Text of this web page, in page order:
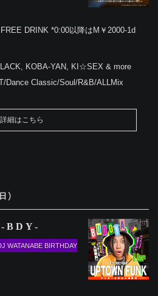
DRINK *0:00以降はM￥2000-1d
KOBA-YAN, KI☆SEX & more
Dance Classic/Soul/R&B/ALLMix
詳細はこちら
)
BDY-
WATANABE BIRTHDAY